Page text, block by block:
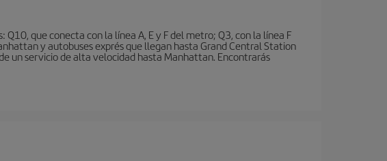
que conecta con la línea A, E y F del metro; Q3, con la línea F
y autobuses exprés que llegan hasta Grand Central Station
un servicio de alta velocidad hasta Manhattan. Encontrarás